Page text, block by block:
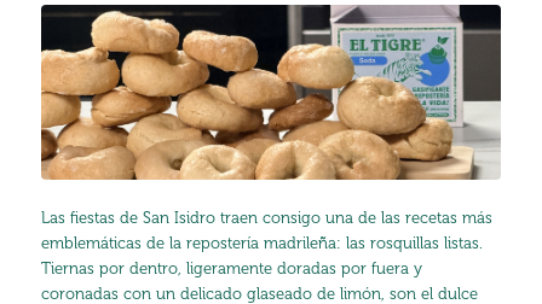
Las fiestas de San Isidro traen consigo una de las recetas más
emblemáticas de la repostería madrileña: las rosquillas listas.
Tiernas por dentro, ligeramente doradas por fuera y
coronadas con un delicado glaseado de limón, son el dulce